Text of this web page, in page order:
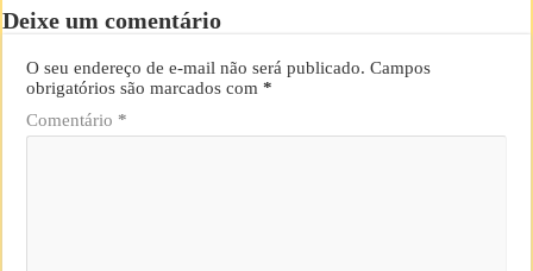
Deixe um comentário
O seu endereço de e-mail não será publicado. Campos
obrigatórios são marcados com*
Comentário *